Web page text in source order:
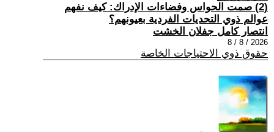
(2) صمت الحواس وفضاءات الإدراك: كيف نفهم
عوالم ذوي التحديات الفردية بعيونهم؟
انتصار كامل جفلان الخشت
2026 / 8 / 8
حقوق ذوي الاحتياجات الخاصة